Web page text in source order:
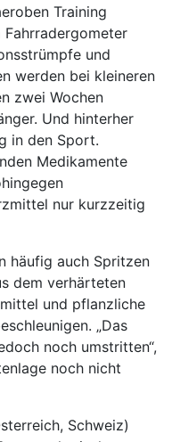
Training
Fahrradergometer
und
werden bei kleineren
zwei Wochen
Und hinterher
in den Sport.
Medikamente
nur kurzzeitig
häufig auch Spritzen
dem verhärteten
und pflanzliche
„Das
noch umstritten“,
noch nicht
Schweiz)